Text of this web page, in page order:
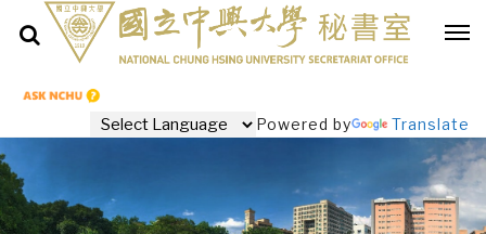
Powered by Translate